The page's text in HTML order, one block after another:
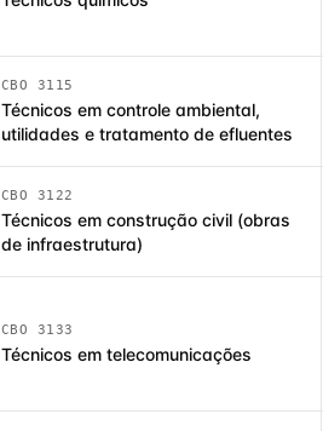
CBO 3115
Técnicos em controle ambiental,
utilidades e tratamento de efluentes
CBO 3122
Técnicos em construção civil (obras
de infraestrutura)
CBO 3133
Técnicos em telecomunicações